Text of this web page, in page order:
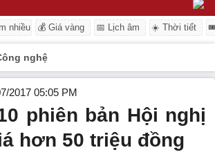
nhiều 💰 Giá vàng 📅 Lịch âm ☀️ Thời tiết
nghệ
2017 05:05 PM
phiên bản Hội nghị
hơn 50 triệu đồng